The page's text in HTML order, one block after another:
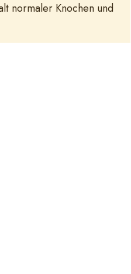
normaler Knochen und